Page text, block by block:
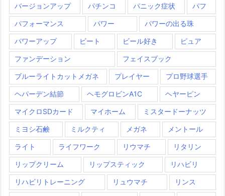
バージョンアップ パチンコ パニック症状 パフ
パフォーマンス パワー パワーの出る珠
パワーアップ ビート ビール好き ピュア
ファンデーション フェイスブック
ブルーライトカットメガネ プレイヤー プロ野球選手
ヘパーデン結節 ヘモグロビンA1C ヘヤーピン
マイクロSDカード マイホーム ミスタードーナッツ
ミヨシ石鹸 ミルクティ メガネ メントール
ライト ライフワーク リウマチ リタリン
リップクリーム リップスティック リハビリ
リハビリトレーニング リュウマチ リンス